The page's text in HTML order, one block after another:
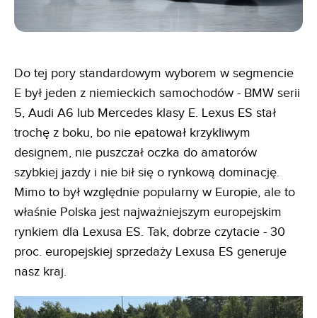
Do tej pory standardowym wyborem w segmencie
E był jeden z niemieckich samochodów - BMW serii
5, Audi A6 lub Mercedes klasy E. Lexus ES stał
trochę z boku, bo nie epatował krzykliwym
designem, nie puszczał oczka do amatorów
szybkiej jazdy i nie bił się o rynkową dominację.
Mimo to był względnie popularny w Europie, ale to
właśnie Polska jest najważniejszym europejskim
rynkiem dla Lexusa ES. Tak, dobrze czytacie - 30
proc. europejskiej sprzedaży Lexusa ES generuje
nasz kraj.